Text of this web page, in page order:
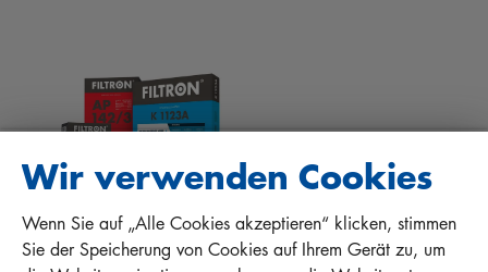
PROTECT+
FAQ
MANN+HUMMEL FT Poland
Wir verwenden Cookies
Wenn Sie auf „Alle Cookies akzeptieren“ klicken, stimmen
Sie der Speicherung von Cookies auf Ihrem Gerät zu, um